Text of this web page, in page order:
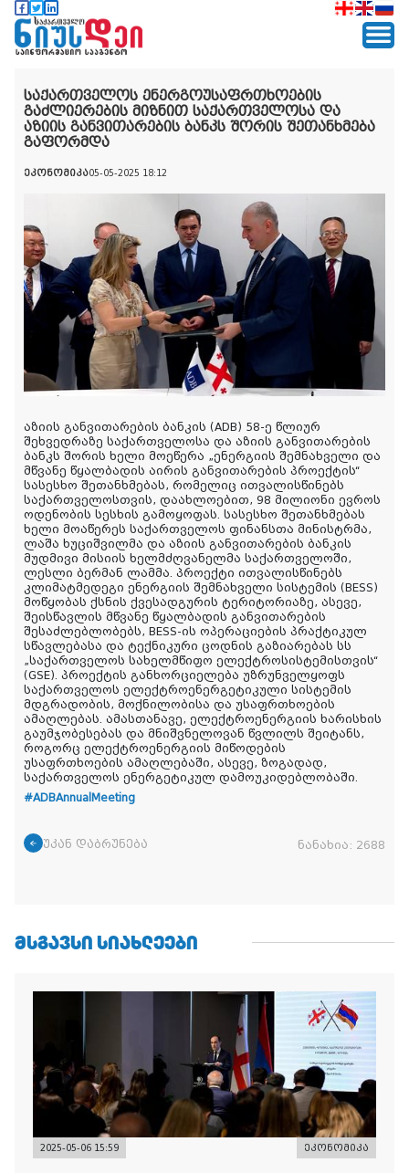
საქართველოს ენერგოუსაფრთხოების
გაძლიერების მიზნით საქართველოსა და
აზიის განვითარების ბანკს შორის შეთანხმება
გაფორმდა
ეკონომიკა05-05-2025 18:12
აზიის განვითარების ბანკის (ADB) 58-ე წლიურ
შეხვედრაზე საქართველოსა და აზიის განვითარების
ბანკს შორის ხელი მოეწერა „ენერგიის შემნახველი და
მწვანე წყალბადის აირის განვითარების პროექტის“
სასესხო შეთანხმებას, რომელიც ითვალისწინებს
საქართველოსთვის, დაახლოებით, 98 მილიონი ევროს
ოდენობის სესხის გამოყოფას. სასესხო შეთანხმებას
ხელი მოაწერეს საქართველოს ფინანსთა მინისტრმა,
ლაშა ხუციშვილმა და აზიის განვითარების ბანკის
მუდმივი მისიის ხელმძღვანელმა საქართველოში,
ლესლი ბერმან ლამმა. პროექტი ითვალისწინებს
კლიმატმედეგი ენერგიის შემნახველი სისტემის (BESS)
მოწყობას ქსნის ქვესადგურის ტერიტორიაზე, ასევე,
შეისწავლის მწვანე წყალბადის განვითარების
შესაძლებლობებს, BESS-ის ოპერაციების პრაქტიკულ
სწავლებასა და ტექნიკური ცოდნის გაზიარებას სს
„საქართველოს სახელმწიფო ელექტროსისტემისთვის“
(GSE). პროექტის განხორციელება უზრუნველყოფს
საქართველოს ელექტროენერგეტიკული სისტემის
მდგრადობის, მოქნილობისა და უსაფრთხოების
ამაღლებას. ამასთანავე, ელექტროენერგიის ხარისხის
გაუმჯობესებას და მნიშვნელოვან წვლილს შეიტანს,
როგორც ელექტროენერგიის მიწოდების
უსაფრთხოების ამაღლებაში, ასევე, ზოგადად,
საქართველოს ენერგეტიკულ დამოუკიდებლობაში.
#ADBAnnualMeeting
უკან დაბრუნება ნანახია: 2688
ᲛᲡᲒᲐᲕᲡᲘ ᲡᲘᲐᲮᲚᲔᲔᲑᲘ
2025-05-06 15:59 ეკონომიკა